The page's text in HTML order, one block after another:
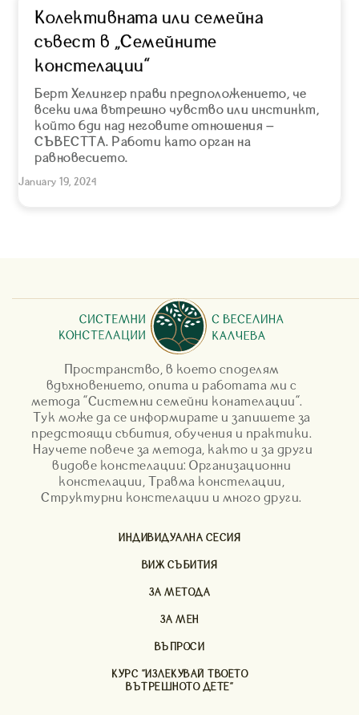
Колективната или семейна
съвест в “Семейните
констелации”
Берт Хелингер прави предположението, че
всеки има вътрешно чувство или инстинкт,
който бди над неговите отношения –
СЪВЕСТТА. Работи като орган на
равновесието.
January 19, 2024
Пространство, в което споделям
вдъхновението, опита и работата ми с
метода "Системни семейни конателации".
Тук може да се информирате и запишете за
предстоящи събития, обучения и практики.
Научете повече за метода, както и за други
видове констелации: Организационни
констелации, Травма констелации,
Структурни констелации и много други.
ИНДИВИДУАЛНА СЕСИЯ
ВИЖ СЪБИТИЯ
ЗА МЕТОДА
ЗА МЕН
ВЪПРОСИ
КУРС "ИЗЛЕКУВАЙ ТВОЕТО
ВЪТРЕШНОТО ДЕТЕ"